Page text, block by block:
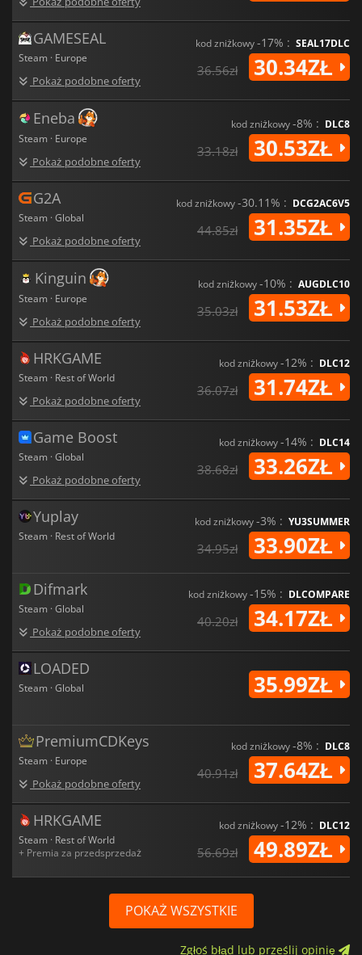
GAMESEAL
Steam · Europe
Pokaż podobne oferty
kod zniżkowy-17% : SEAL17DLC
36.56zł 30.34ZŁ
Eneba
Steam · Europe
Pokaż podobne oferty
kod zniżkowy-8% : DLC8
33.18zł 30.53ZŁ
G2A
Steam · Global
Pokaż podobne oferty
kod zniżkowy-30.11% : DCG2AC6V5
44.85zł 31.35ZŁ
Kinguin
Steam · Europe
Pokaż podobne oferty
kod zniżkowy-10% : AUGDLC10
35.03zł 31.53ZŁ
HRKGAME
Steam · Rest of World
Pokaż podobne oferty
kod zniżkowy-12% : DLC12
36.07zł 31.74ZŁ
Game Boost
Steam · Global
Pokaż podobne oferty
kod zniżkowy-14% : DLC14
38.68zł 33.26ZŁ
Yuplay
Steam · Rest of World
kod zniżkowy-3% : YU3SUMMER
34.95zł 33.90ZŁ
Difmark
Steam · Global
Pokaż podobne oferty
kod zniżkowy-15% : DLCOMPARE
40.20zł 34.17ZŁ
LOADED
Steam · Global 35.99ZŁ
PremiumCDKeys
Steam · Europe
Pokaż podobne oferty
kod zniżkowy-8% : DLC8
40.91zł 37.64ZŁ
HRKGAME
Steam · Rest of World
+ Premia za przedsprzedaż
kod zniżkowy-12% : DLC12
56.69zł 49.89ZŁ
POKAŻ WSZYSTKIE
Zgłoś błąd lub prześlij opinię